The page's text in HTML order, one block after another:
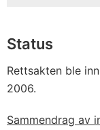
Status
Rettsakten ble
2006.
Sammendrag av